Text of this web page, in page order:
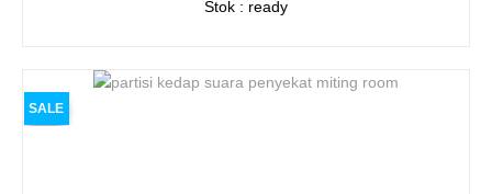
Stok : ready
SALE